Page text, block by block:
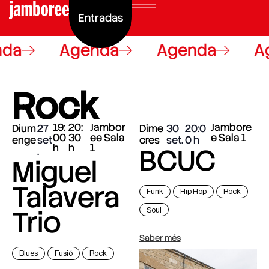
Entradas
Agenda Agenda
Rock
Dium
enge
27
set
.
19:
00
h
20:
30
h
Jambor
ee Sala
1
Miguel
Talavera
Trio
Blues Fusió Rock
Dime
cres
30
set.
20:0
0
Jambore
e Sala 1
BCUC
Funk Hip Hop Rock
Soul
Saber més